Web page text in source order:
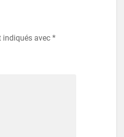
indiqués avec *